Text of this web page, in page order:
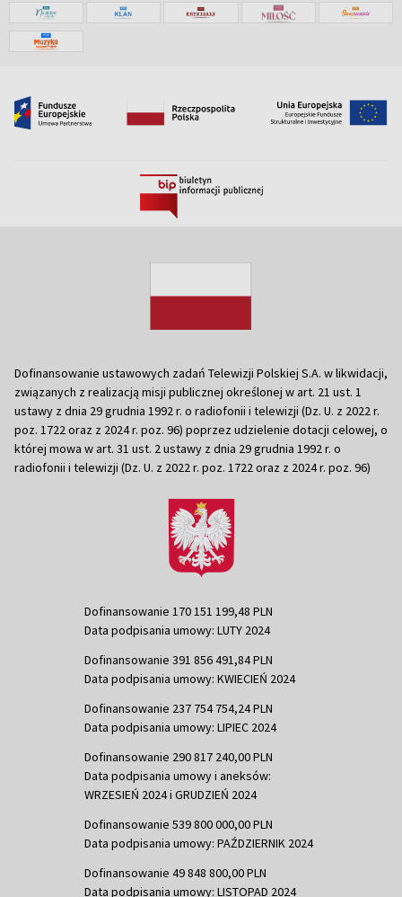
Dofinansowanie ustawowych zadań Telewizji Polskiej S.A. w likwidacji,
związanych z realizacją misji publicznej określonej w art. 21 ust. 1
ustawy z dnia 29 grudnia 1992 r. o radiofonii i telewizji (Dz. U. z 2022 r.
poz. 1722 oraz z 2024 r. poz. 96) poprzez udzielenie dotacji celowej, o
której mowa w art. 31 ust. 2 ustawy z dnia 29 grudnia 1992 r. o
radiofonii i telewizji (Dz. U. z 2022 r. poz. 1722 oraz z 2024 r. poz. 96)
Dofinansowanie 170 151 199,48 PLN
Data podpisania umowy: LUTY 2024
Dofinansowanie 391 856 491,84 PLN
Data podpisania umowy: KWIECIEŃ 2024
Dofinansowanie 237 754 754,24 PLN
Data podpisania umowy: LIPIEC 2024
Dofinansowanie 290 817 240,00 PLN
Data podpisania umowy i aneksów:
WRZESIEŃ 2024 i GRUDZIEŃ 2024
Dofinansowanie 539 800 000,00 PLN
Data podpisania umowy: PAŹDZIERNIK 2024
Dofinansowanie 49 848 800,00 PLN
Data podpisania umowy: LISTOPAD 2024